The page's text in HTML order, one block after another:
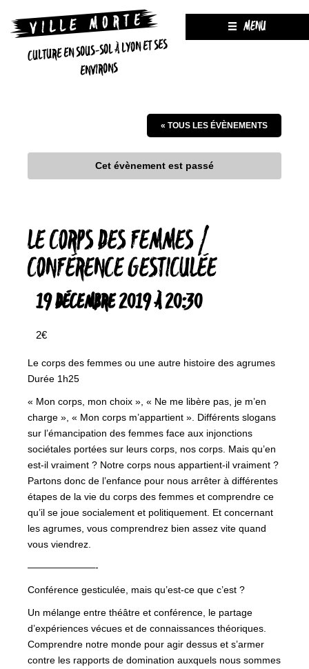
CULTURE EN SOUS-SOL À LYON ET SES
ENVIRONS
MENU
« TOUS LES ÉVÈNEMENTS
Cet évènement est passé
LE CORPS DES FEMMES /
CONFÉRENCE GESTICULÉE
19 DÉCEMBRE 2019 À 20:30
2€
Le corps des femmes ou une autre histoire des agrumes
Durée 1h25
« Mon corps, mon choix », « Ne me libère pas, je m’en
charge », « Mon corps m’appartient ». Différents slogans
sur l’émancipation des femmes face aux injonctions
sociétales portées sur leurs corps, nos corps. Mais qu’en
est-il vraiment ? Notre corps nous appartient-il vraiment ?
Partons donc de l’enfance pour nous arrêter à différentes
étapes de la vie du corps des femmes et comprendre ce
qu’il se joue socialement et politiquement. Et concernant
les agrumes, vous comprendrez bien assez vite quand
vous viendrez.
———————-
Conférence gesticulée, mais qu’est-ce que c’est ?
Un mélange entre théâtre et conférence, le partage
d’expériences vécues et de connaissances théoriques.
Comprendre notre monde pour agir dessus et s’armer
contre les rapports de domination auxquels nous sommes